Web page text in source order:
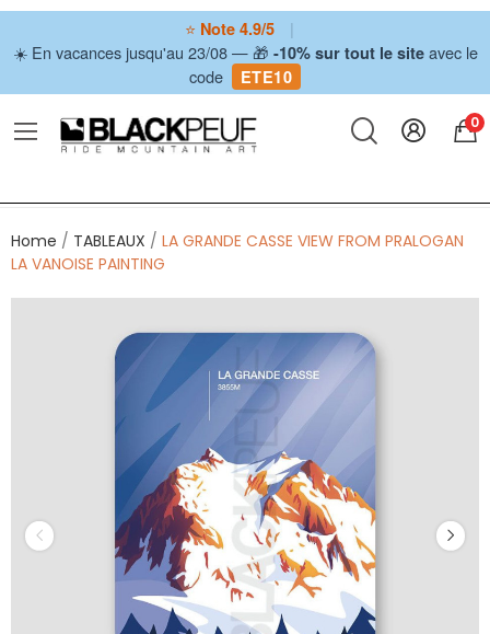
⭐ Note 4.9/5
|
☀️ En vacances jusqu'au 23/08 — 🎁 -10% sur tout le siteavec le
code
ETE10
0
Home TABLEAUX
LA GRANDE CASSE VIEW FROM PRALOGAN
LA VANOISE PAINTING